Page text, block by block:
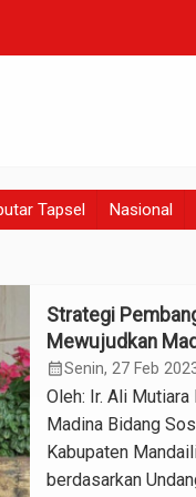
Tapsel Nasional
Strategi
Mewujudkan
di Kabupaten
calendar_monthSenin, 27 Feb
Oleh: Ir. Ali
Madina Bidang
Kabupaten
berdasarkan